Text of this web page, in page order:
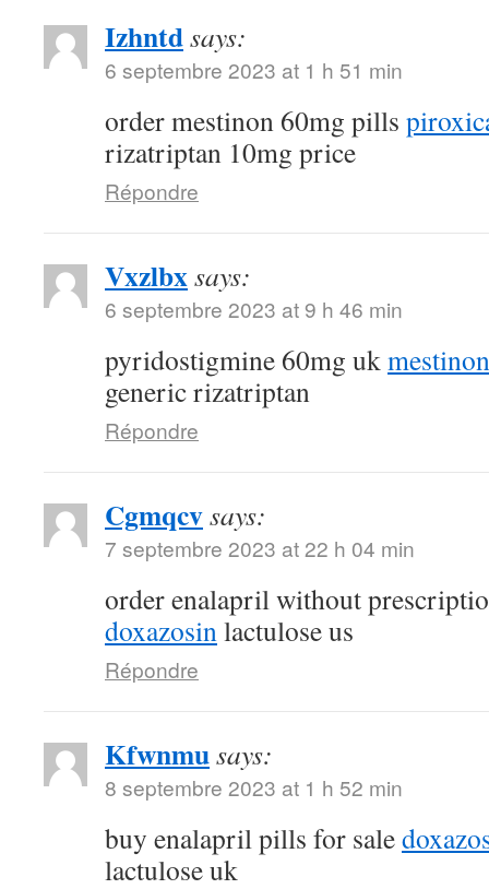
Izhntdsays:
6 septembre 2023 at 1 h 51 min
order mestinon 60mg pills
rizatriptan 10mg price
Répondre
Vxzlbxsays:
6 septembre 2023 at 9 h 46 min
pyridostigmine 60mg uk
generic rizatriptan
Répondre
Cgmqcvsays:
7 septembre 2023 at 22 h 04 min
order enalapril without
doxazosinlactulose us
Répondre
Kfwnmusays:
8 septembre 2023 at 1 h 52 min
buy enalapril pills for sale
lactulose uk